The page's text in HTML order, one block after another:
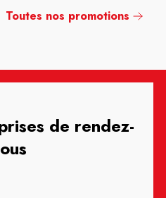
Toutes nos promotions
de rendez-